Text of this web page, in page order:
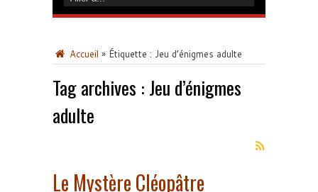
Accueil » Étiquette : Jeu d’énigmes adulte
Tag archives : Jeu d’énigmes
adulte
Le Mystère Cléopâtre